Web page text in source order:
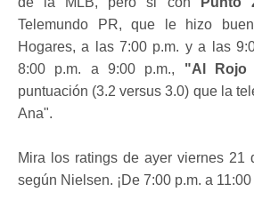
Telemundo PR, que le hizo
Hogares, a las 7:00 p.m. y a las
8:00 p.m. a 9:00 p.m., "Al Rojo
puntuación (3.2 versus 3.0) que la
Ana".
Mira los ratings de ayer viernes 21
según Nielsen. ¡De 7:00 p.m. a